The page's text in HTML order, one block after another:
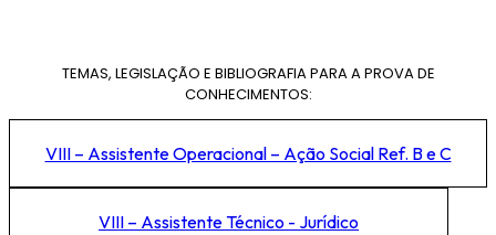
TEMAS, LEGISLAÇÃO E BIBLIOGRAFIA PARA A PROVA DE
CONHECIMENTOS:
VIII – Assistente Operacional – Ação Social Ref. B e C
VIII – Assistente Técnico - Jurídico